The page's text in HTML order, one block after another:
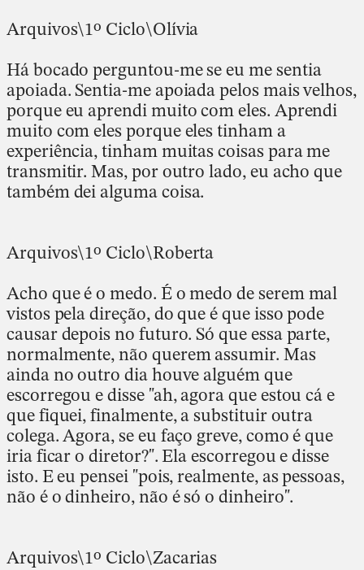
Arquivos\1º Ciclo\Olívia
Há bocado perguntou-me se eu me sentia
apoiada. Sentia-me apoiada pelos mais velhos,
porque eu aprendi muito com eles. Aprendi
muito com eles porque eles tinham a
experiência, tinham muitas coisas para me
transmitir. Mas, por outro lado, eu acho que
também dei alguma coisa.
Arquivos\1º Ciclo\Roberta
Acho que é o medo. É o medo de serem mal
vistos pela direção, do que é que isso pode
causar depois no futuro. Só que essa parte,
normalmente, não querem assumir. Mas
ainda no outro dia houve alguém que
escorregou e disse "ah, agora que estou cá e
que fiquei, finalmente, a substituir outra
colega. Agora, se eu faço greve, como é que
iria ficar o diretor?". Ela escorregou e disse
isto. E eu pensei "pois, realmente, as pessoas,
não é o dinheiro, não é só o dinheiro".
Arquivos\1º Ciclo\Zacarias